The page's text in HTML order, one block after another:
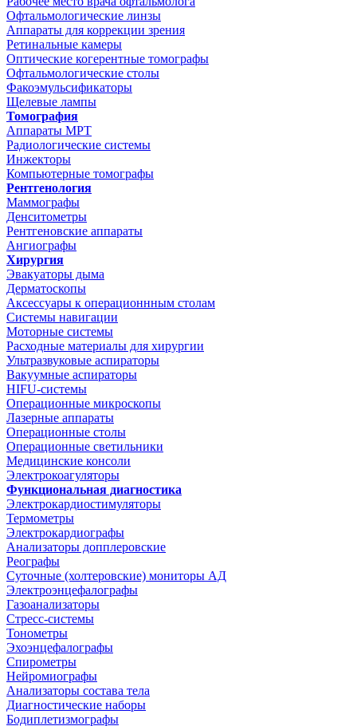
Офтальмологические линзы
Аппараты для коррекции зрения
Ретинальные камеры
Оптические когерентные томографы
Офтальмологические столы
Факоэмульсификаторы
Щелевые лампы
Томография
Аппараты МРТ
Радиологические системы
Инжекторы
Компьютерные томографы
Рентгенология
Маммографы
Денситометры
Рентгеновские аппараты
Ангиографы
Хирургия
Эвакуаторы дыма
Дерматоскопы
Аксессуары к операционнным столам
Системы навигации
Моторные системы
Расходные материалы для хирургии
Ультразвуковые аспираторы
Вакуумные аспираторы
HIFU-системы
Операционные микроскопы
Лазерные аппараты
Операционные столы
Операционные светильники
Медицинские консоли
Электрокоагуляторы
Функциональная диагностика
Электрокардиостимуляторы
Термометры
Электрокардиографы
Анализаторы допплеровские
Реографы
Суточные (холтеровские) мониторы АД
Электроэнцефалографы
Газоанализаторы
Стресс-системы
Тонометры
Эхоэнцефалографы
Спирометры
Нейромиографы
Анализаторы состава тела
Диагностические наборы
Бодиплетизмографы